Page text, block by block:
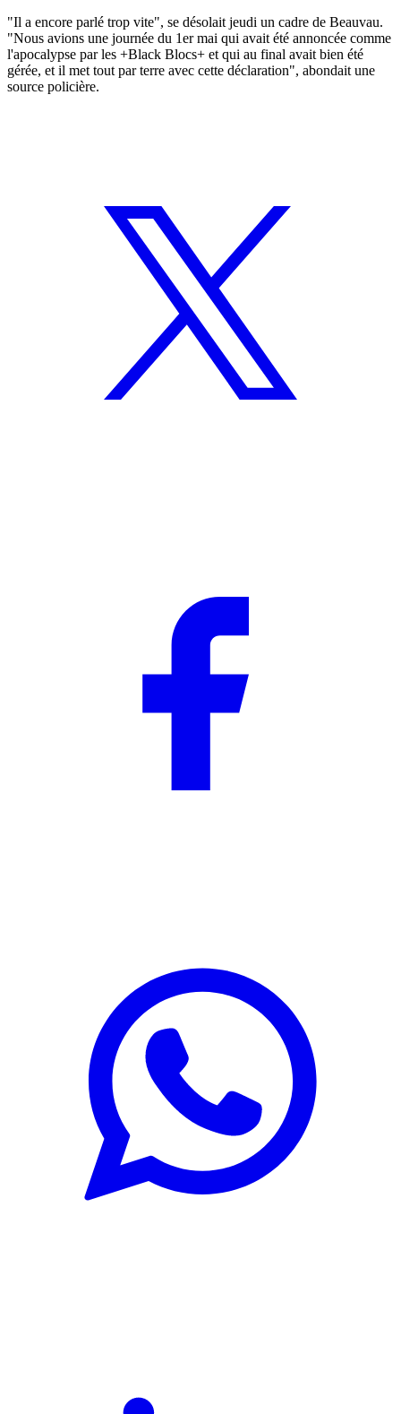
"Il a encore parlé trop vite", se désolait jeudi un cadre de Beauvau.
"Nous avions une journée du 1er mai qui avait été annoncée comme
l'apocalypse par les +Black Blocs+ et qui au final avait bien été
gérée, et il met tout par terre avec cette déclaration", abondait une
source policière.